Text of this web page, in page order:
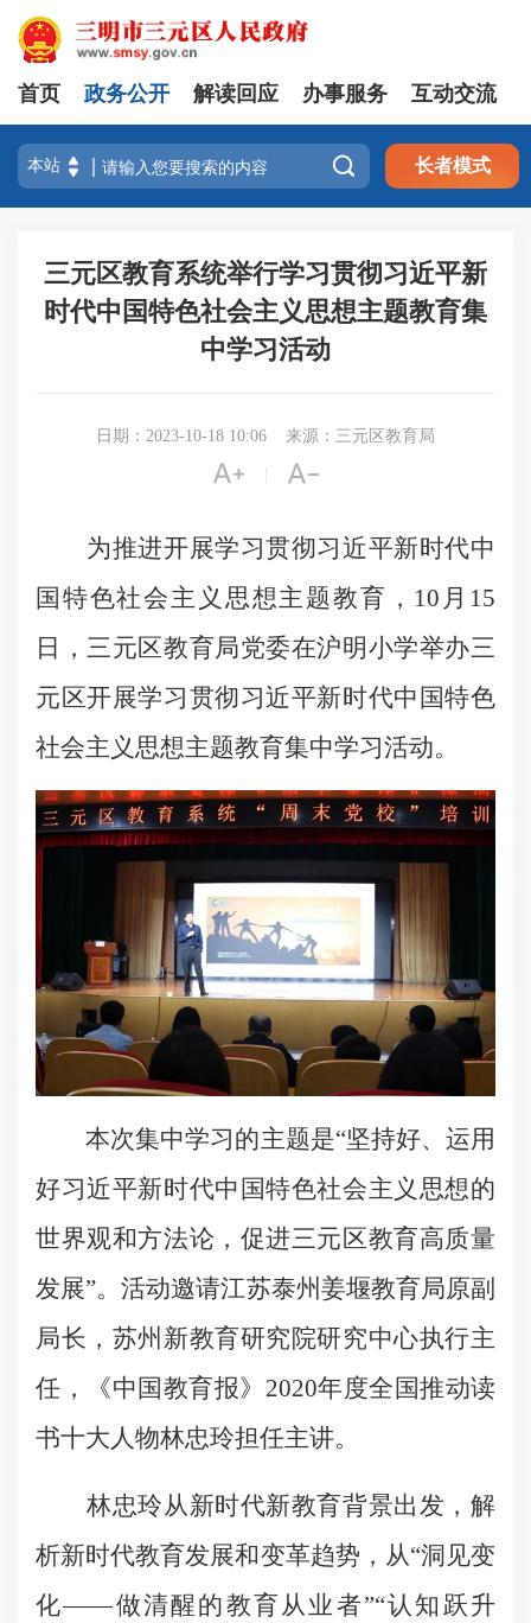
首页 政务公开 解读回应 办事服务 互动交流
 长者模式
三元区教育系统举行学习贯彻习近平新
时代中国特色社会主义思想主题教育集
中学习活动
日期：2023-10-18 10:06 来源：三元区教育局
 
为推进开展学习贯彻习近平新时代中
国特色社会主义思想主题教育，10月15
日，三元区教育局党委在沪明小学举办三
元区开展学习贯彻习近平新时代中国特色
社会主义思想主题教育集中学习活动。
本次集中学习的主题是“坚持好、运用
好习近平新时代中国特色社会主义思想的
世界观和方法论，促进三元区教育高质量
发展”。活动邀请江苏泰州姜堰教育局原副
局长，苏州新教育研究院研究中心执行主
任，《中国教育报》2020年度全国推动读
书十大人物林忠玲担任主讲。
林忠玲从新时代新教育背景出发，解
析新时代教育发展和变革趋势，从“洞见变
化——做清醒的教育从业者”“认知跃升